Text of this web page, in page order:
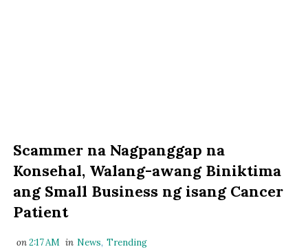
Scammer na Nagpanggap na
Konsehal, Walang-awang Biniktima
ang Small Business ng isang Cancer
Patient
on2:17 AM in News, Trending